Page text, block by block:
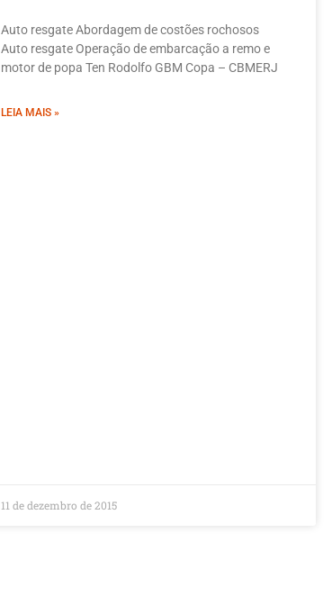
Auto resgate Abordagem de costões rochosos
Auto resgate Operação de embarcação a remo e
motor de popa Ten Rodolfo GBM Copa – CBMERJ
LEIA MAIS »
11 de dezembro de 2015